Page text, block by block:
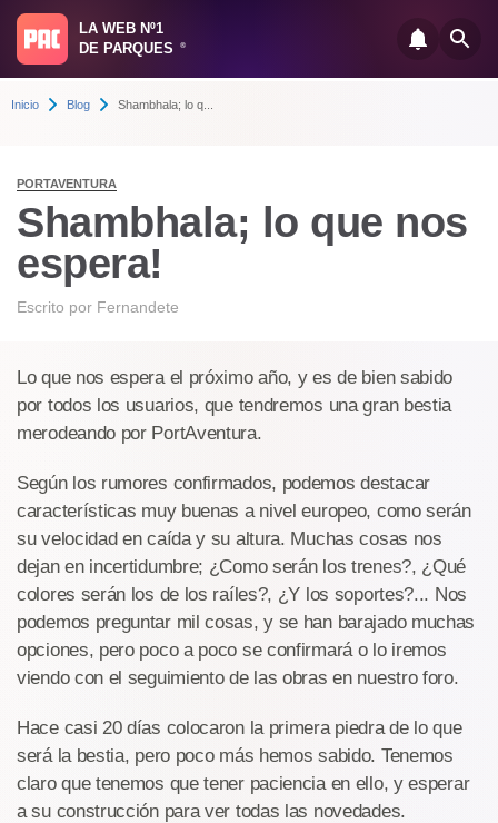
LA WEB Nº1
DE PARQUES
®
Inicio Blog Shambhala; lo q...
PORTAVENTURA
Shambhala; lo que nos
espera!
Escrito por Fernandete
Lo que nos espera el próximo año, y es de bien sabido
por todos los usuarios, que tendremos una gran bestia
merodeando por PortAventura.
Según los rumores confirmados, podemos destacar
características muy buenas a nivel europeo, como serán
su velocidad en caída y su altura. Muchas cosas nos
dejan en incertidumbre; ¿Como serán los trenes?, ¿Qué
colores serán los de los raíles?, ¿Y los soportes?... Nos
podemos preguntar mil cosas, y se han barajado muchas
opciones, pero poco a poco se confirmará o lo iremos
viendo con el seguimiento de las obras en nuestro foro.
Hace casi 20 días colocaron la primera piedra de lo que
será la bestia, pero poco más hemos sabido. Tenemos
claro que tenemos que tener paciencia en ello, y esperar
a su construcción para ver todas las novedades.